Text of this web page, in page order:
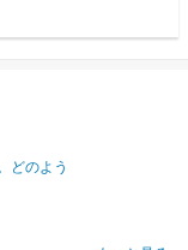
どのよう